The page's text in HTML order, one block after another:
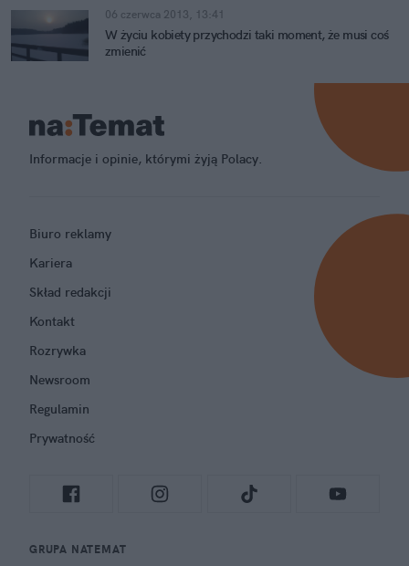
06 czerwca 2013, 13:41
W życiu kobiety przychodzi taki moment, że musi coś
zmienić
Informacje i opinie, którymi żyją Polacy.
Biuro reklamy
Kariera
Skład redakcji
Kontakt
Rozrywka
Newsroom
Regulamin
Prywatność
GRUPA NATEMAT